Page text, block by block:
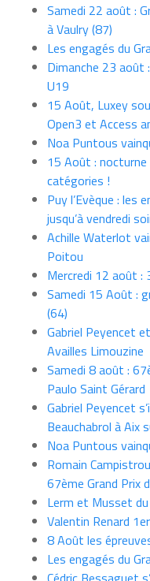
Samedi 22 août :
à Vaulry (87)
Les engagés du
Dimanche 23 août
U19
15 Août, Luxey
Open3 et Access
Noa Puntous
15 Août :
catégories !
Puy l’Evèque : les
jusqu’à vendredi
Achille Waterlot
Poitou
Mercredi 12 août :
Samedi 15 Août :
(64)
Gabriel Peyencet
Availles Limouzine
Samedi 8 août :
Paulo Saint Gérard
Gabriel Peyencet
Beauchabrol à Aix
Noa Puntous
Romain
67ème Grand Prix
Lerm et Musset
Valentin Renard
8 Août les
Les engagés du